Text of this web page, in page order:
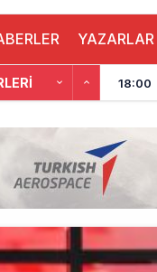
YAZARLAR
18:00
14:00
13:00